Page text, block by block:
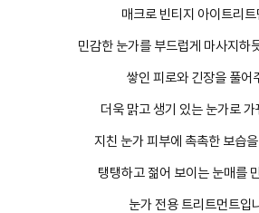
매크로 빈티지 아이트리
민감한 눈가를 부드럽게 마사지하
쌓인 피로와 긴장을 풀어
더욱 맑고 생기 있는 눈가로 가
지친 눈가 피부에 촉촉한 보습을
탱탱하고 젊어 보이는 눈매를
눈가 전용 트리트먼트입